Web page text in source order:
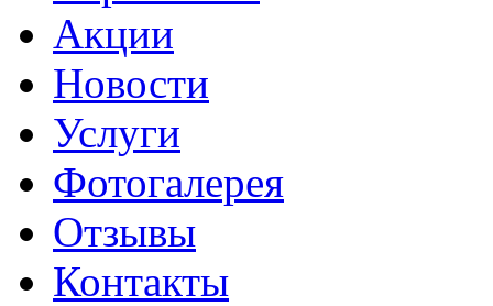
Акции
Новости
Услуги
Фотогалерея
Отзывы
­Контакты